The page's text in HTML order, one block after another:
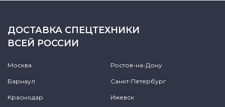
ДОСТАВКА СПЕЦТЕХНИКИ
ВСЕЙ РОССИИ
Москва Ростов-на-Дону
Барнаул Санкт-Петербург
Краснодар Ижевск